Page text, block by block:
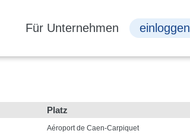
Für Unternehmen einloggen
Platz
Aéroport de Caen-Carpiquet